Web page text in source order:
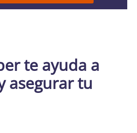
te ayuda a
asegurar tu